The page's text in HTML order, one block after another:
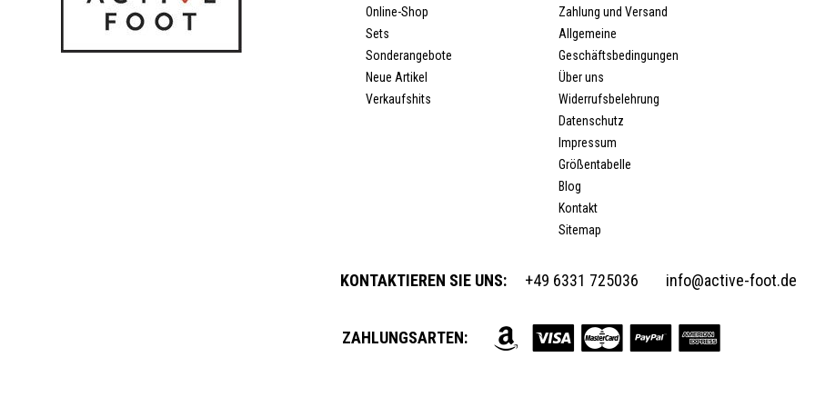
Online-Shop
Sets
Sonderangebote
Neue Artikel
Verkaufshits
Zahlung und Versand
Allgemeine
Geschäftsbedingungen
Über uns
Widerrufsbelehrung
Datenschutz
Impressum
Größentabelle
Blog
Kontakt
Sitemap
KONTAKTIEREN SIE UNS: +49 6331 725036 info@active-foot.de
ZAHLUNGSARTEN: